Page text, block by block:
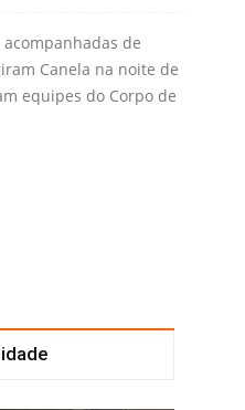
de
Canela na noite de
equipes do Corpo de